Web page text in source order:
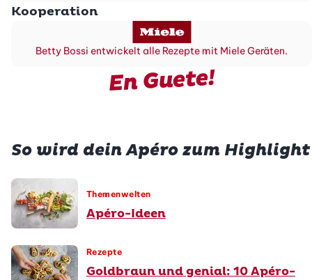
Kooperation
Betty Bossi entwickelt alle Rezepte mit Miele Geräten.
En Guete!
So wird dein Apéro zum Highlight
Themenwelten
Apéro-Ideen
Rezepte
Goldbraun und genial: 10 Apéro-